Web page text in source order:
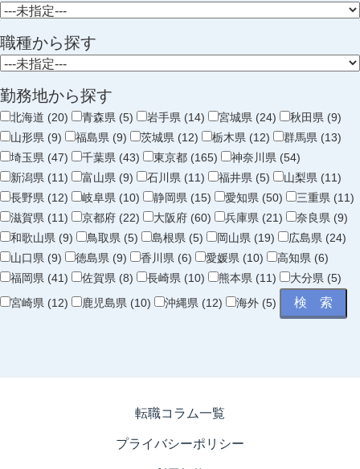
職種から探す
勤務地から探す
北海道 (20) 青森県 (5) 岩手県 (14) 宮城県 (24)
秋田県 (9)
山形県 (9)
福島県 (9) 茨城県 (12) 栃木県 (12)
群馬県 (13)
埼玉県 (47)
千葉県 (43) 東京都 (165)
神奈川県 (54)
新潟県 (11)
富山県 (9) 石川県 (11) 福井県 (5)
山梨県 (11)
長野県 (12)
岐阜県 (10) 静岡県 (15) 愛知県 (50)
三重県 (11)
滋賀県 (11)
京都府 (22) 大阪府 (60) 兵庫県 (21)
奈良県 (9)
和歌山県 (9)
鳥取県 (5) 島根県 (5) 岡山県 (19)
広島県 (24)
山口県 (9)
徳島県 (9) 香川県 (6) 愛媛県 (10)
高知県 (6)
福岡県 (41)
佐賀県 (8) 長崎県 (10) 熊本県 (11)
大分県 (5)
宮崎県 (12)
鹿児島県 (10) 沖縄県 (12) 海外 (5)
転職コラム一覧
プライバシーポリシー